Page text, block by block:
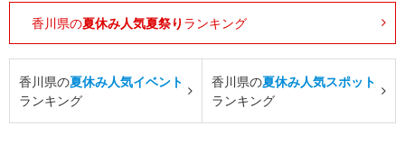
香川県の夏休み人気夏祭り ランキング
香川県の夏休み人気イベント
ランキング
香川県の夏休み人気スポット
ランキング